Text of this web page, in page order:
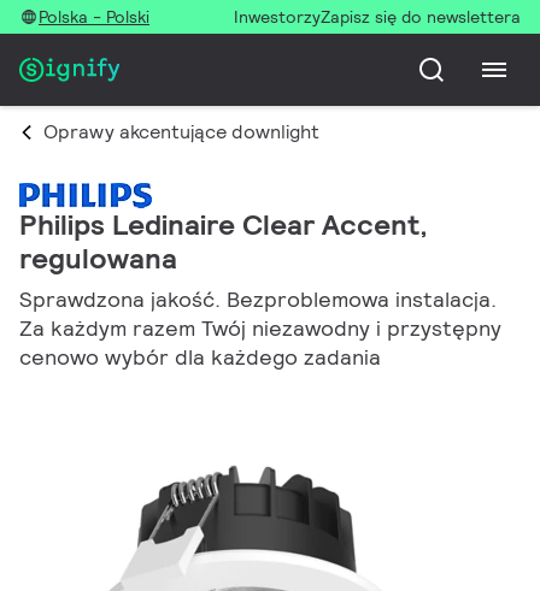
Polska - Polski InwestorzyZapisz się do newslettera
Oprawy akcentujące downlight
Philips Ledinaire Clear Accent,
regulowana
Sprawdzona jakość. Bezproblemowa instalacja.
Za każdym razem Twój niezawodny i przystępny
cenowo wybór dla każdego zadania